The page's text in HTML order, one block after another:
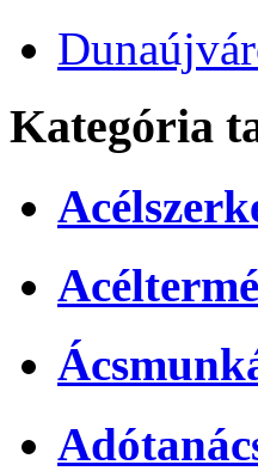
Kategória